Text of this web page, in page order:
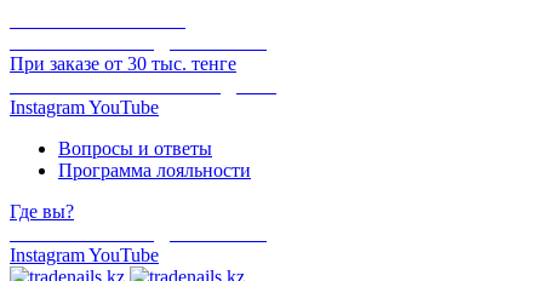
При заказе от 30 тыс. тенге
InstagramYouTube
Вопросы и ответы
Программа лояльности
Где вы?
InstagramYouTube